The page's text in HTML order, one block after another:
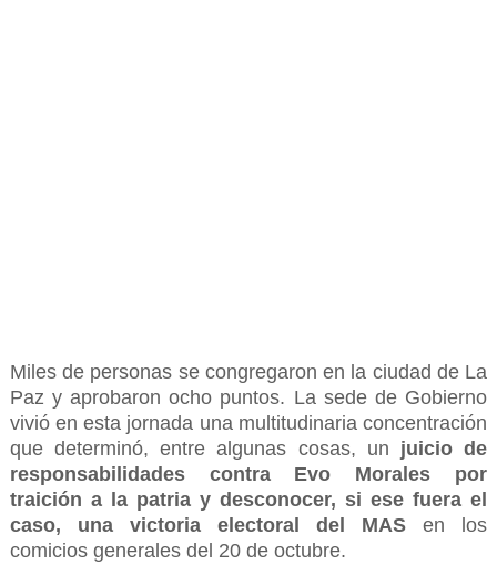
Miles de personas se congregaron en la ciudad de La
Paz y aprobaron ocho puntos. La sede de Gobierno
vivió en esta jornada una multitudinaria concentración
que determinó, entre algunas cosas, un juicio de
responsabilidades contra Evo Morales por
traición a la patria y desconocer, si ese fuera el
caso, una victoria electoral del MAS en los
comicios generales del 20 de octubre.